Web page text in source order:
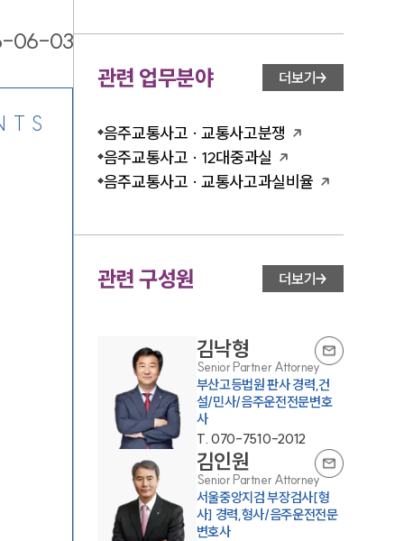
06-03
관련 업무분야 더보기
음주교통사고 · 교통사고분쟁
음주교통사고 · 12대중과실
음주교통사고 · 교통사고과실비율
관련 구성원 더보기
김낙형
Senior Partner Attorney
부산고등법원 판사 경력,건
설/민사/음주운전전문변호
사
T. 070-7510-2012
김인원
Senior Partner Attorney
서울중앙지검 부장검사[형
사] 경력,형사/음주운전전문
변호사